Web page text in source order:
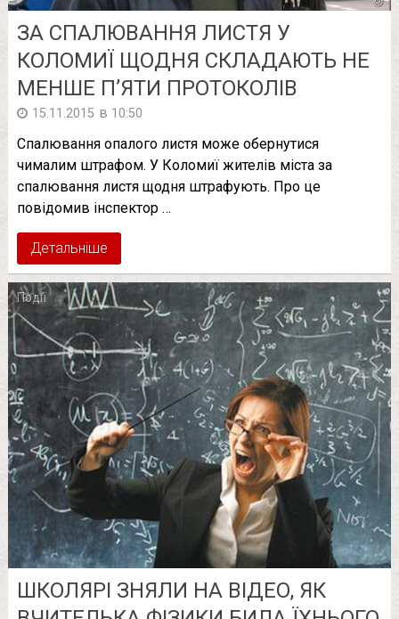
ЗА СПАЛЮВАННЯ ЛИСТЯ У
КОЛОМИЇ ЩОДНЯ СКЛАДАЮТЬ НЕ
МЕНШЕ П’ЯТИ ПРОТОКОЛІВ
15.11.2015 в 10:50
Спалювання опалого листя може обернутися
чималим штрафом. У Коломиї жителів міста за
спалювання листя щодня штрафують. Про це
повідомив інспектор …
Детальніше
Події
ШКОЛЯРІ ЗНЯЛИ НА ВІДЕО, ЯК